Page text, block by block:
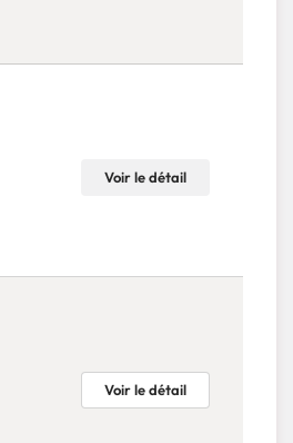
Voir le détail
Voir le détail